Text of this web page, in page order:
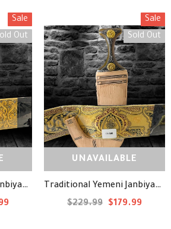
Sale
Out
Traditional Yemeni Janbiyah -ELA01- جنبية يمنية تقليدية
Sale
Sold Out
UNAVAILABLE
Traditional Yemeni Janbiyah -ELA05- جنبية يمنية تقليدية
$229.99 $179.99